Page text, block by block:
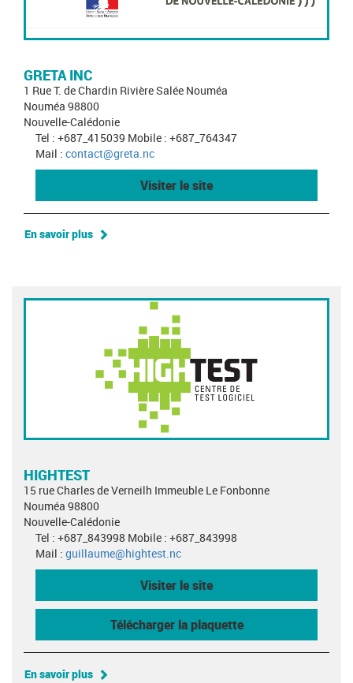
GRETA INC
1 Rue T. de Chardin Rivière Salée Nouméa
Nouméa 98800
Nouvelle-Calédonie
Tel : +687_415039 Mobile : +687_764347
Mail : contact@greta.nc
Visiter le site
En savoir plus
HIGHTEST
15 rue Charles de Verneilh Immeuble Le Fonbonne
Nouméa 98800
Nouvelle-Calédonie
Tel : +687_843998 Mobile : +687_843998
Mail : guillaume@hightest.nc
Visiter le site
Télécharger la plaquette
En savoir plus